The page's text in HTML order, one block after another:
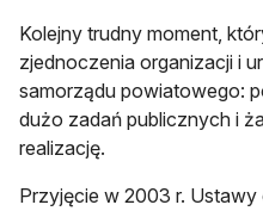
Kolejny trudny moment,
zjednoczenia organizacji i
samorządu powiatowego:
dużo zadań publicznych i
realizację.
Przyjęcie w 2003 r. Ustawy